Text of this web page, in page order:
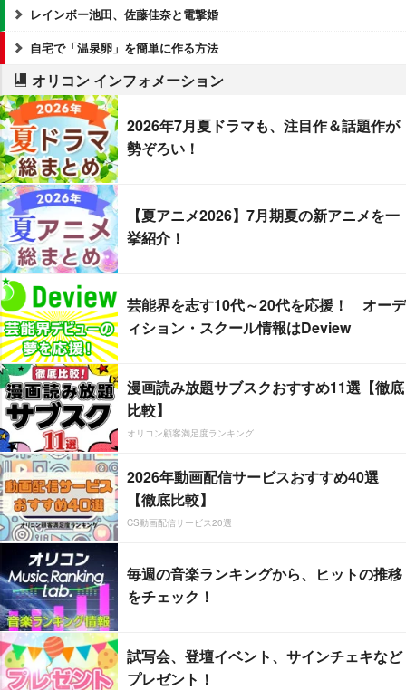
レインボー池田、佐藤佳奈と電撃婚
自宅で「温泉卵」を簡単に作る方法
オリコン インフォメーション
2026年7月夏ドラマも、注目作＆話題作が
勢ぞろい！
【夏アニメ2026】7月期夏の新アニメを一
挙紹介！
芸能界を志す10代～20代を応援！ オーデ
ィション・スクール情報はDeview
漫画読み放題サブスクおすすめ11選【徹底
比較】
オリコン顧客満足度ランキング
2026年動画配信サービスおすすめ40選
【徹底比較】
CS動画配信サービス20選
毎週の音楽ランキングから、ヒットの推移
をチェック！
試写会、登壇イベント、サインチェキなど
プレゼント！